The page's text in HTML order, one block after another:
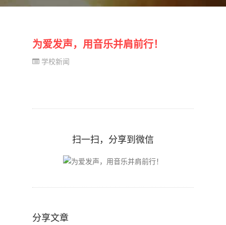
为爱发声，用音乐并肩前行！
学校新闻
扫一扫，分享到微信
分享文章